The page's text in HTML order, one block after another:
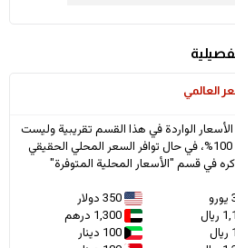
العالمي
الواردة في هذا القسم تقريبية وليست
حقيقية 100%، في حال توافر السعر المحلي الحقيقي
في قسم "الأسعار المحلية المتوفرة"
350 دولار
1,300 درهم
100 دينار